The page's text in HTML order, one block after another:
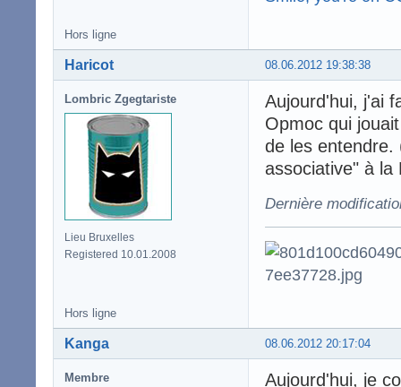
Hors ligne
08.06.2012 19:38:38
Haricot
Lombric Zgegtariste
Lieu Bruxelles
Registered 10.01.2008
Aujourd'hui, j'ai
Opmoc qui
de les entendre.
associative" à la
Dernière
Hors ligne
08.06.2012 20:17:04
Kanga
Membre Aujourd'hui, je